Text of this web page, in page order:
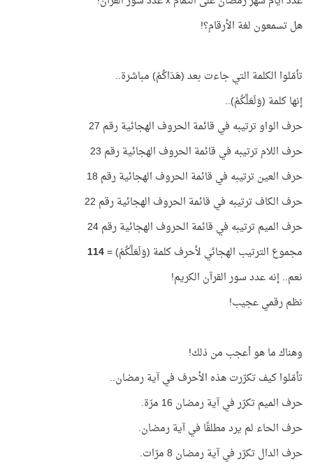
هل تسمعون لغة الأرقام؟!
تأمّلوا الكلمة التي جاءت بعد (هَدَاكُمْ) مباشرة..
إنها كلمة (وَلَعَلَّكُمْ)..
حرف الواو ترتيبه في قائمة الحروف الهجائية رقم 27
حرف اللام ترتيبه في قائمة الحروف الهجائية رقم 23
حرف العين ترتيبه في قائمة الحروف الهجائية رقم 18
حرف الكاف ترتيبه في قائمة الحروف الهجائية رقم 22
حرف الميم ترتيبه في قائمة الحروف الهجائية رقم 24
مجموع الترتيب الهجائي لأحرف كلمة (وَلَعَلَّكُمْ) =114
نعم.. إنه عدد سور القرآن الكريم!
نظم رقمي عجيب!
وهناك ما هو أعجب من ذلك!
تأمّلوا كيف تكرّرت هذه الأحرف في آية رمضان..
حرف الميم تكرّر في آية رمضان 16 مرّة.
حرف الحاء لم يرد مطلقًا في آية رمضان.
حرف الدال تكرّر في آية رمضان 8 مرّات.